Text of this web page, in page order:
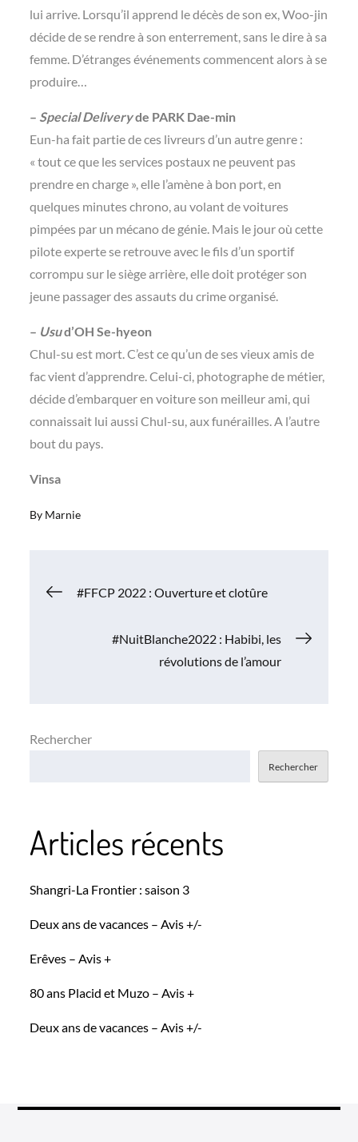
lui arrive. Lorsqu’il apprend le décès de son ex, Woo-jin
décide de se rendre à son enterrement, sans le dire à sa
femme. D’étranges événements commencent alors à se
produire…
– Special Deliveryde PARK Dae-min
Eun-ha fait partie de ces livreurs d’un autre genre :
« tout ce que les services postaux ne peuvent pas
prendre en charge », elle l’amène à bon port, en
quelques minutes chrono, au volant de voitures
pimpées par un mécano de génie. Mais le jour où cette
pilote experte se retrouve avec le fils d’un sportif
corrompu sur le siège arrière, elle doit protéger son
jeune passager des assauts du crime organisé.
– Usud’OH Se-hyeon
Chul-su est mort. C’est ce qu’un de ses vieux amis de
fac vient d’apprendre. Celui-ci, photographe de métier,
décide d’embarquer en voiture son meilleur ami, qui
connaissait lui aussi Chul-su, aux funérailles. A l’autre
bout du pays.
Vinsa
By Marnie
Navigation
#FFCP 2022 : Ouverture et clotûre
#NuitBlanche2022 : Habibi, les
révolutions de l’amour
Rechercher
Rechercher
Articles récents
Shangri-La Frontier : saison 3
Deux ans de vacances – Avis +/-
Erêves – Avis +
80 ans Placid et Muzo – Avis +
Deux ans de vacances – Avis +/-